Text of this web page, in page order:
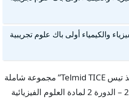
نموذج 9 – الفيزياء والكيمياء أولى باك علوم تجريبية
تجدون هنا في موقعنا “تلميذ تيس Telmid TICE” مجموعة شاملة
من نماذج من الفرض رقم 2 – الدورة 2 لمادة العلوم الفيزيائية